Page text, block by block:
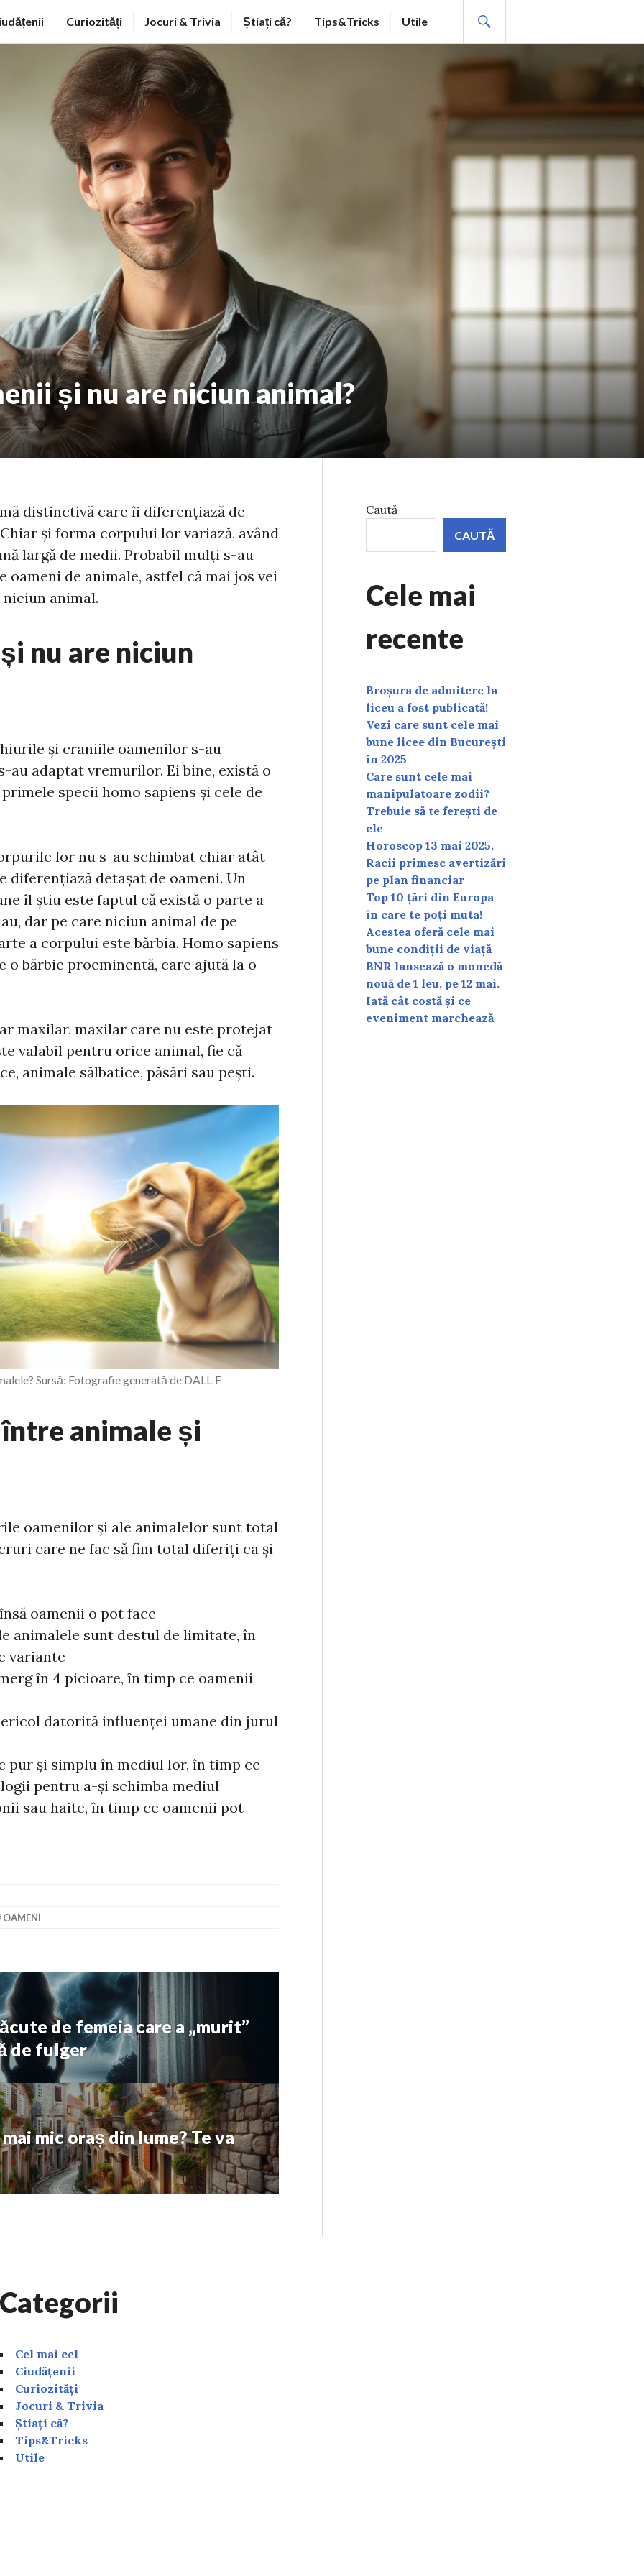
Curiozități Jocuri & Trivia Știați că? Tips&Tricks Utile
și nu are niciun animal?
distinctivă care îi diferențiază de
și forma corpului lor variază, având
largă de medii. Probabil mulți s-au
de animale, astfel că mai jos vei
niciun animal.
nu are niciun
și craniile oamenilor s-au
au adaptat vremurilor. Ei bine, există o
specii homo sapiens și cele de
lor nu s-au schimbat chiar atât
diferențiază detașat de oameni. Un
îl știu este faptul că există o parte a
dar pe care niciun animal de pe
a corpului este bărbia. Homo sapiens
o bărbie proeminentă, care ajută la o
maxilar, maxilar care nu este protejat
valabil pentru orice animal, fie că
animale sălbatice, păsări sau pești.
Sursă: Fotografie generată de DALL-E
animale și
oamenilor și ale animalelor sunt total
care ne fac să fim total diferiți ca și
oamenii o pot face
animalele sunt destul de limitate, în
variante
în 4 picioare, în timp ce oamenii
datorită influenței umane din jurul
pur și simplu în mediul lor, în timp ce
pentru a-și schimba mediul
sau haite, în timp ce oamenii pot
OAMENI
de femeia care a „murit”
de fulger
mic oraș din lume? Te va
Caută
CAUTĂ
Cele mai
recente
Broșura de admitere la
liceu a fost publicată!
Vezi care sunt cele mai
bune licee din București
în 2025
Care sunt cele mai
manipulatoare zodii?
Trebuie să te ferești de
ele
Horoscop 13 mai 2025.
Racii primesc avertizări
pe plan financiar
Top 10 țări din Europa
în care te poți muta!
Acestea oferă cele mai
bune condiții de viață
BNR lansează o monedă
nouă de 1 leu, pe 12 mai.
Iată cât costă și ce
eveniment marchează
Categorii
Cel mai cel
Ciudățenii
Curiozități
Jocuri & Trivia
Știați că?
Tips&Tricks
Utile